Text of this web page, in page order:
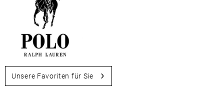
Unsere Favoriten für Sie